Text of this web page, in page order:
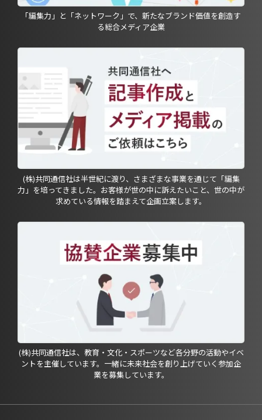
「編集力」と「ネットワーク」で、新たなブランド価値を創造す
る総合メディア企業
(株)共同通信社は半世紀に渡り、さまざまな事業を通じて「編集
力」を培ってきました。お客様が世の中に訴えたいこと、世の中が
求めている情報を踏まえて企画立案します。
(株)共同通信社は、教育・文化・スポーツなど各分野の活動やイベ
ントを主催しています。一緒に未来社会を創り上げていく参加企
業を募集しています。